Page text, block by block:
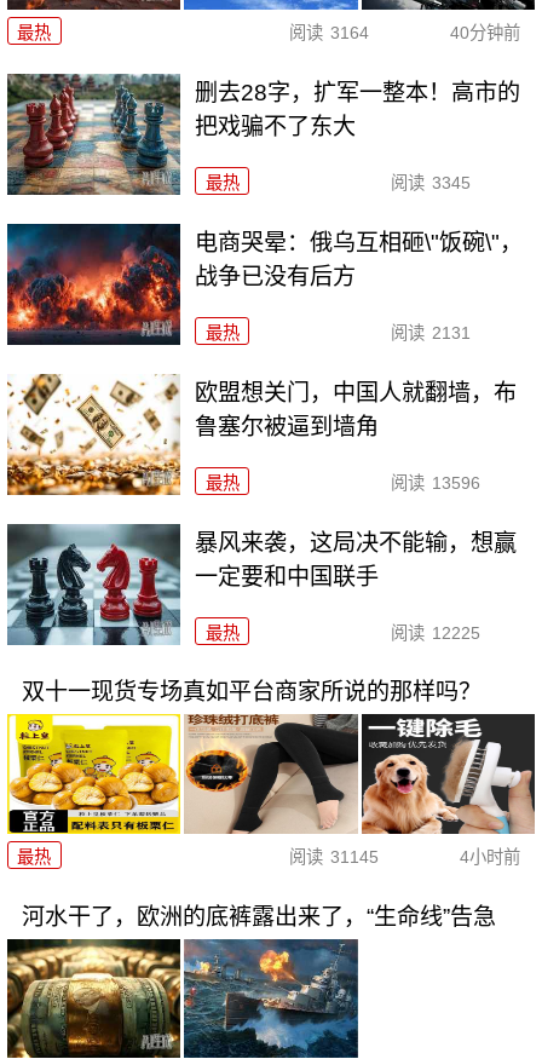
最热 阅读 3164 40分钟前
删去28字，扩军一整本！高市的
把戏骗不了东大
最热 阅读 3345
电商哭晕：俄乌互相砸\"饭碗\"，
战争已没有后方
最热 阅读 2131
欧盟想关门，中国人就翻墙，布
鲁塞尔被逼到墙角
最热 阅读 13596
暴风来袭，这局决不能输，想赢
一定要和中国联手
最热 阅读 12225
双十一现货专场真如平台商家所说的那样吗？
最热 阅读 31145 4小时前
河水干了，欧洲的底裤露出来了，“生命线”告急